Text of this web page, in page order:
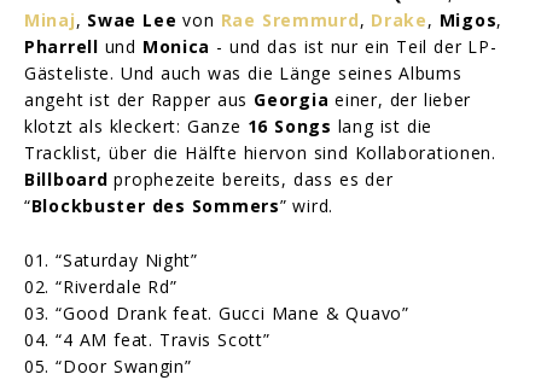
Minaj, Swae Lee von Rae Sremmurd, Drake, Migos,
Pharrell und Monica - und das ist nur ein Teil der LP-
Gästeliste. Und auch was die Länge seines Albums
angeht ist der Rapper aus Georgia einer, der lieber
klotzt als kleckert: Ganze 16 Songs lang ist die
Tracklist, über die Hälfte hiervon sind Kollaborationen.
Billboard prophezeite bereits, dass es der
“Blockbuster des Sommers” wird.
01. “Saturday Night”
02. “Riverdale Rd”
03. “Good Drank feat. Gucci Mane & Quavo”
04. “4 AM feat. Travis Scott”
05. “Door Swangin”